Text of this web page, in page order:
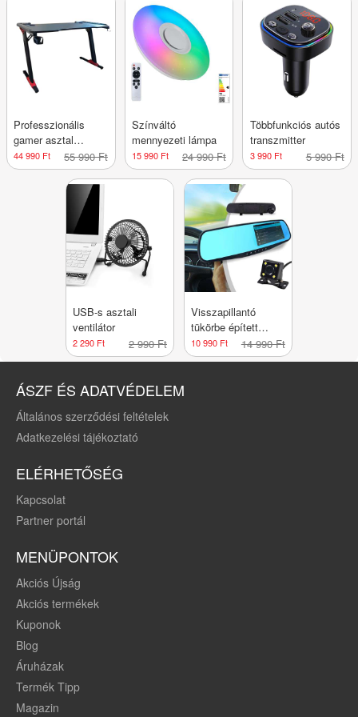
Professzionális
gamer asztal
karbonszálas
bevonattal, LED
világítással
44 990 Ft 55 990 Ft
Színváltó
mennyezeti lámpa
15 990 Ft 24 990 Ft
Többfunkciós autós
transzmitter
3 990 Ft 5 990 Ft
USB-s asztali
ventilátor
2 290 Ft 2 990 Ft
Visszapillantó
tükörbe épített
eseményrögzítő
kamera és
10 990 Ft 14 990 Ft
ÁSZF ÉS ADATVÉDELEM
Általános szerződési feltételek
Adatkezelési tájékoztató
ELÉRHETŐSÉG
Kapcsolat
Partner portál
MENÜPONTOK
Akciós Újság
Akciós termékek
Kuponok
Blog
Áruházak
Termék Tipp
Magazin